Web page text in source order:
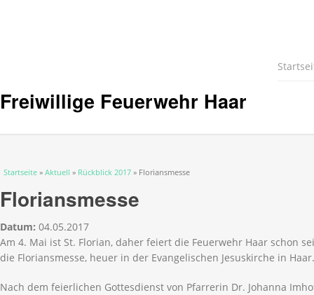
Freiwillige Feuerwehr Haar
Sie sind hier
Startseite » Aktuell » Rückblick 2017 » Floriansmesse
Floriansmesse
Datum: 04.05.2017
Am 4. Mai ist St. Florian, daher feiert die Feuerwehr Haar schon
die Floriansmesse, heuer in der Evangelischen Jesuskirche in Haar.
Nach dem feierlichen Gottesdienst von Pfarrerin Dr. Johanna